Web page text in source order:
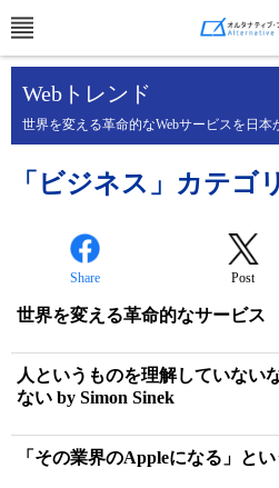
Webトレンド
世界を変える革命的なWebサービスを日
「ビジネス」カテゴ
Share Post
世界を変える革命的なサービス
人というものを理解していない
ない by Simon Sinek
「その業界のAppleになる」と